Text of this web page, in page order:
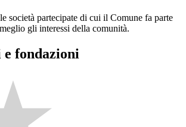
società partecipate di cui il Comune fa parte
gli interessi della comunità.
fondazioni